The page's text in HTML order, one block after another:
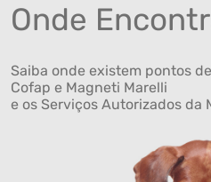
Onde
Saiba onde existem pontos
Cofap e Magneti Marelli
e os Serviços Autorizados da